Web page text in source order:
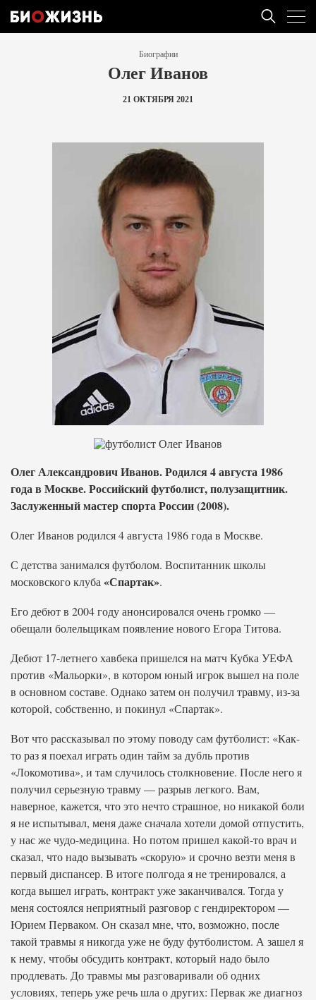
Биографии
Олег Иванов
21 ОКТЯБРЯ 2021
Олег Александрович Иванов. Родился 4 августа 1986
года в Москве. Российский футболист, полузащитник.
Заслуженный мастер спорта России (2008).
Олег Иванов родился 4 августа 1986 года в Москве.
С детства занимался футболом. Воспитанник школы
московского клуба «Спартак».
Его дебют в 2004 году анонсировался очень громко —
обещали болельщикам появление нового Егора Титова.
Дебют 17-летнего хавбека пришелся на матч Кубка УЕФА
против «Мальорки», в котором юный игрок вышел на поле
в основном составе. Однако затем он получил травму, из-за
которой, собственно, и покинул «Спартак».
Вот что рассказывал по этому поводу сам футболист: «Как-
то раз я поехал играть один тайм за дубль против
«Локомотива», и там случилось столкновение. После него я
получил серьезную травму — разрыв легкого. Вам,
наверное, кажется, что это нечто страшное, но никакой боли
я не испытывал, меня даже сначала хотели домой отпустить,
у нас же чудо-медицина. Но потом пришел какой-то врач и
сказал, что надо вызывать «скорую» и срочно везти меня в
первый диспансер. В итоге полгода я не тренировался, а
когда вышел играть, контракт уже заканчивался. Тогда у
меня состоялся неприятный разговор с гендиректором —
Юрием Перваком. Он сказал мне, что, возможно, после
такой травмы я никогда уже не буду футболистом. А зашел я
к нему, чтобы обсудить контракт, который надо было
продлевать. До травмы мы разговаривали об одних
условиях, теперь уже речь шла о других: Первак же диагноз